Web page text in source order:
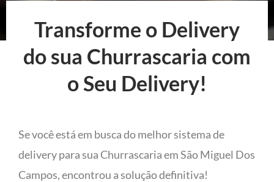
Transforme o Delivery
do sua Churrascaria com
o Seu Delivery!
Se você está em busca do melhor sistema de
delivery para sua Churrascaria em São Miguel Dos
Campos, encontrou a solução definitiva!